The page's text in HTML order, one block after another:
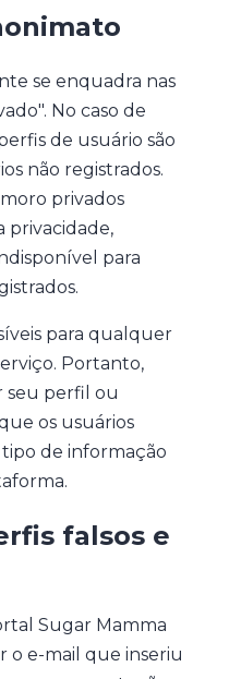
se enquadra nas
No caso de
de usuário são
não registrados.
privados
privacidade,
para
para qualquer
Portanto,
seu perfil ou
os usuários
de informação
falsos e
Sugar Mamma
o e-mail que inseriu